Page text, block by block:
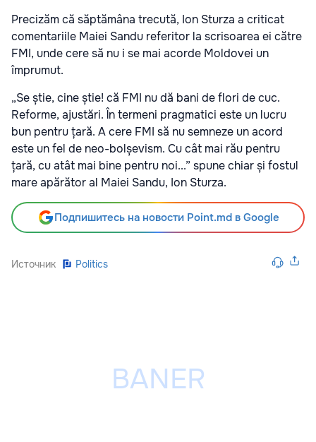
Precizăm că săptămâna trecută, Ion Sturza a criticat
comentariile Maiei Sandu referitor la scrisoarea ei către
FMI, unde cere să nu i se mai acorde Moldovei un
împrumut.
„Se știe, cine știe! că FMI nu dă bani de flori de cuc.
Reforme, ajustări. În termeni pragmatici este un lucru
bun pentru țară. A cere FMI să nu semneze un acord
este un fel de neo-bolșevism. Cu cât mai rău pentru
țară, cu atât mai bine pentru noi...” spune chiar și fostul
mare apărător al Maiei Sandu, Ion Sturza.
Подпишитесь на новости Point.md в Google
Источник Politics